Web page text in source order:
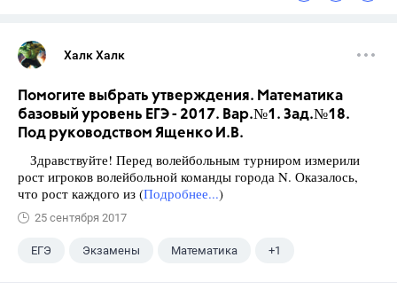
Халк Халк
Помогите выбрать утверждения. Математика
базовый уровень ЕГЭ - 2017. Вар.№1. Зад.№18.
Под руководством Ященко И.В.
Здравствуйте! Перед волейбольным турниром измерили
рост игроков волейбольной команды города N. Оказалось,
что рост каждого из (Подробнее...)
25 сентября 2017
ЕГЭ Экзамены Математика +1